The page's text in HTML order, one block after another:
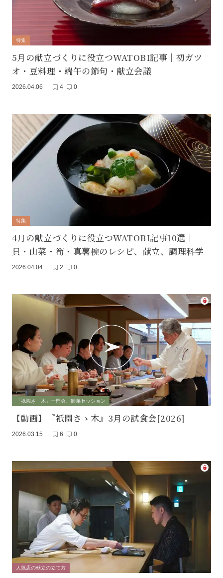
特集
5月の献立づくりに役立つWATOBI記事｜初ガツ
オ・豆料理・端午の節句・献立会議
2026.04.06 4 0
特集
4月の献立づくりに役立つWATOBI記事10選｜
貝・山菜・筍・真薯椀のレシピ、献立、調理科学
2026.04.04 2 0
「祇園さゝ木」一門会、師弟セッション
【動画】『衹園さゝ木』3月の試食会[2026]
2026.03.15 6 0
人気店の献立の立て方